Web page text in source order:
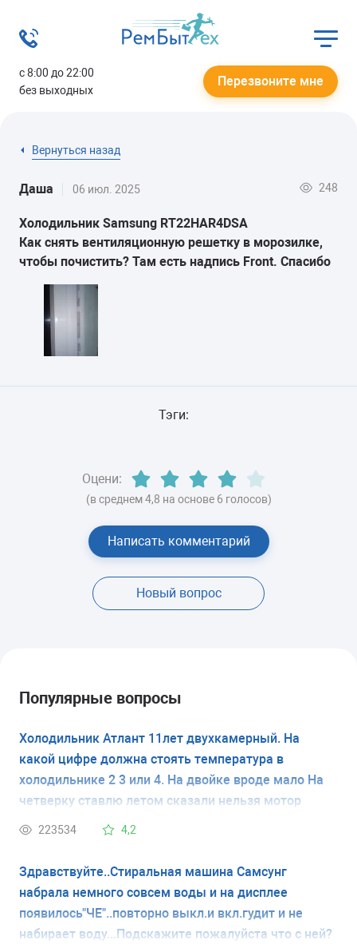
с 8:00 до 22:00
без выходных
Перезвоните мне
Вернуться назад
Даша 06 июл. 2025 248
Холодильник Samsung RT22HAR4DSA
Как снять вентиляционную решетку в морозилке,
чтобы почистить? Там есть надпись Front. Спасибо
Тэги:
Оцени:
(в среднем 4,8 на основе 6 голосов)
Написать комментарий
Новый вопрос
Популярные вопросы
Холодильник Атлант 11лет двухкамерный. На
какой цифре должна стоять температура в
холодильнике 2 3 или 4. На двойке вроде мало На
четверку ставлю летом сказали нельзя мотор
испортится
223534 4,2
Здравствуйте..Стиральная машина Самсунг
набрала немного совсем воды и на дисплее
появилось"ЧЕ"..повторно выкл.и вкл.гудит и не
набирает воду...Подскажите пожалуйста что с ней?